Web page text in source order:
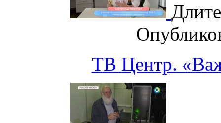
ТВ Центр.